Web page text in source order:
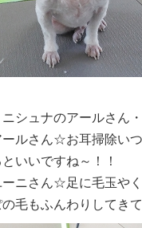
ニシュナのアールさん
ールさん☆お耳掃除い
といいですね～！！
ーニさん☆足に毛玉や
毛もふんわりしてき